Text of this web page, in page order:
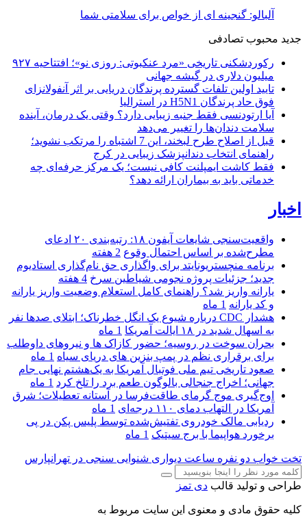
آلبالو: گنجینه ای از خواص برای سلامتی شما
جدید محبوب تصادفی
رکوردشکنی تاریخی «مرد عنکبوتی: روزی نو»؛ افتتاحیه ۹۲۷
میلیون دلاری در گیشه جهانی
تایید اولین تلفات گسترده پرندگان دریایی بر اثر آنفولانزای
فوق حاد پرندگان H5N1 در استرالیا
آیا ارتودنسی فقط جنبه زیبایی دارد؟ وقتی یک درمان، آینده
سلامت دندان‌ها را تغییر می‌دهد
قبل از اصلاح طرح لبخند، این 7 اشتباه را مرتکب نشوید؛
راهنمای انتخاب دندانپزشک زیبایی در کرج
فقط کاشت ایمپلنت کافی نیست؛ یک مرکز حرفه‌ای چه
خدماتی باید به بیماران ارائه دهد؟
اخبار
واقعیت‌سنجی شایعات آیفون ۱۸: رتبه‌بندی ۲۰ ادعای
مطرح‌شده بر اساس احتمال وقوع 2 هفته
برنامه منچستریونایتد برای واگذاری حق نام‌گذاری استادیوم
جدید؛ جزئیات پروژه نجومی شیاطین سرخ 4 هفته
یارانه واریز شد؟ راهنمای کامل استعلام وضعیت واریز یارانه
و کد یارانه 1 ماه
هشدار CDC درباره شیوع یک انگل خطرناک؛ ابتلای صدها نفر
به اسهال شدید در ۱۸ ایالت آمریکا
1 ماه
بحران سوخت در روسیه؛ حضور کازاک‌ ها و نیروهای داوطلب
برای برقراری نظم در پمپ بنزین‌ های دریای سیاه 1 ماه
صعود تاریخی تیم ملی فوتبال آمریکا به یک‌هشتم نهایی جام
جهانی؛ اخراج جنجالی بالوگون طعم برد را تلخ کرد 1 ماه
اوج‌گیری موج گرمای طاقت‌فرسا در آستانه تعطیلات؛ شرق
آمریکا در التهاب دمای ۱۱۰ درجه‌ای
1 ماه
ردیابی مالک خودروی تفتیش‌شده توسط پلیس پکن در پی
برخورد هواپیما با برج سیتیک 1 ماه
تخت خواب دو نفره ساعت دیواری شنوایی سنجی در تهرانپارس
طراحی و تولید قالب دی تمز
کلیه حقوق مادی و معنوی این سایت مربوط به